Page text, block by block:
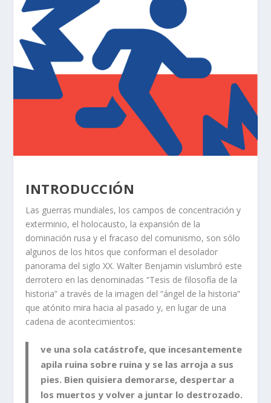
INTRODUCCIÓN
Las guerras mundiales, los campos de concentración y
exterminio, el holocausto, la expansión de la
dominación rusa y el fracaso del comunismo, son sólo
algunos de los hitos que conforman el desolador
panorama del siglo XX. Walter Benjamin vislumbró este
derrotero en las denominadas “Tesis de filosofía de la
historia” a través de la imagen del “ángel de la historia”
que atónito mira hacia al pasado y, en lugar de una
cadena de acontecimientos:
ve una sola catástrofe, que incesantemente
apila ruina sobre ruina y se las arroja a sus
pies. Bien quisiera demorarse, despertar a
los muertos y volver a juntar lo destrozado.